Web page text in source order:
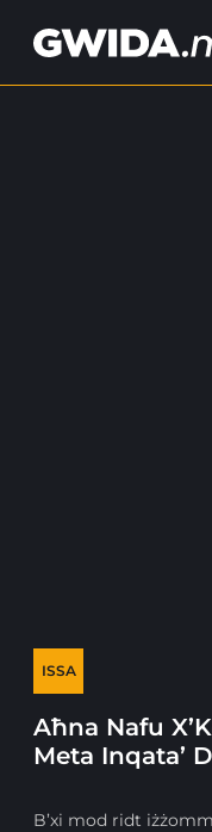
ISSA
Aħna Nafu
Meta Inqata’
B’xi mod ridt